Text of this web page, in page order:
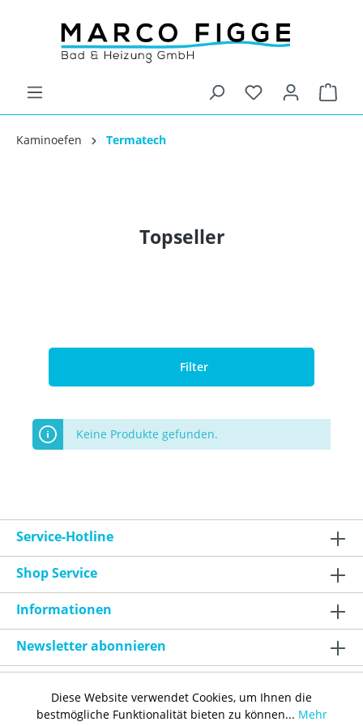
Kaminoefen Termatech
Topseller
Filter
Keine Produkte gefunden.
Service-Hotline
Shop Service
Informationen
Newsletter abonnieren
Diese Website verwendet Cookies, um Ihnen die
bestmögliche Funktionalität bieten zu können... Mehr